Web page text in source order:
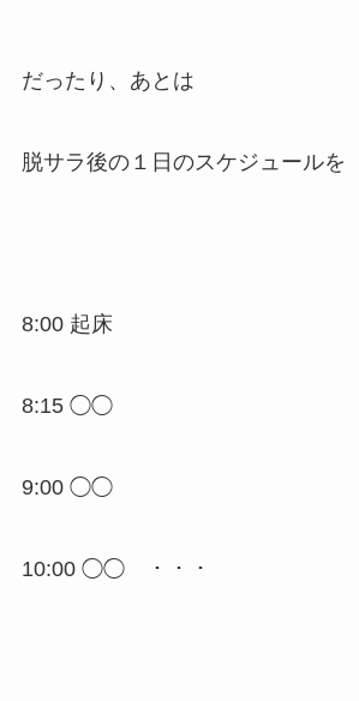
だったり、あとは
脱サラ後の１日のスケジュールを
8:00 起床
8:15 ◯◯
9:00 ◯◯
10:00 ◯◯ ・・・